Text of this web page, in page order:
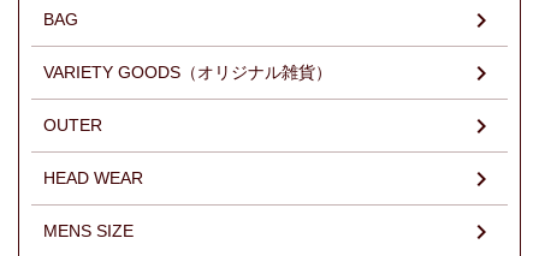
BAG
VARIETY GOODS（オリジナル雑貨）
OUTER
HEAD WEAR
MENS SIZE